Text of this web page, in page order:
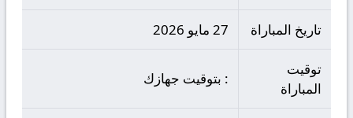
تاريخ المباراة 27 مايو 2026
توقيت
المباراة
: بتوقيت جهازك